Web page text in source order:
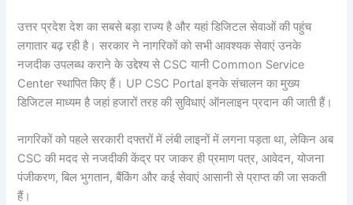
उत्तर प्रदेश देश का सबसे बड़ा राज्य है और यहां डिजिटल सेवाओं की पहुंच
लगातार बढ़ रही है। सरकार ने नागरिकों को सभी आवश्यक सेवाएं उनके
नजदीक उपलब्ध कराने के उद्देश्य से CSC यानी Common Service
Center स्थापित किए हैं। UP CSC Portal इनके संचालन का मुख्य
डिजिटल माध्यम है जहां हजारों तरह की सुविधाएं ऑनलाइन प्रदान की जाती हैं।
नागरिकों को पहले सरकारी दफ्तरों में लंबी लाइनों में लगना पड़ता था, लेकिन अब
CSC की मदद से नजदीकी केंद्र पर जाकर ही प्रमाण पत्र, आवेदन, योजना
पंजीकरण, बिल भुगतान, बैंकिंग और कई सेवाएं आसानी से प्राप्त की जा सकती
हैं।